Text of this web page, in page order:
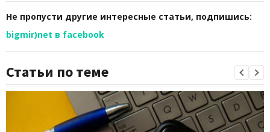
Не пропусти другие интересные статьи, подпишись:
bigmir)net в facebook
Статьи по теме